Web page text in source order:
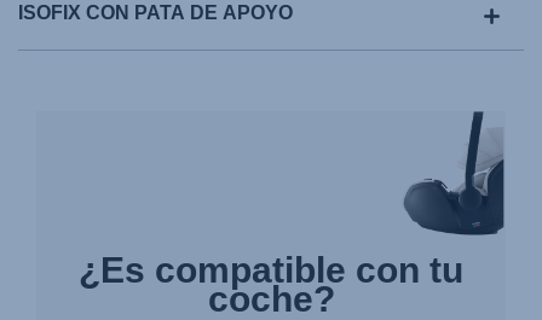
ISOFIX CON PATA DE APOYO
¿Es compatible con tu
coche?